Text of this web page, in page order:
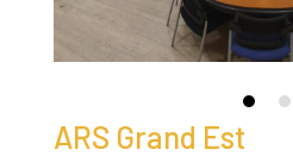
ARS Grand Est